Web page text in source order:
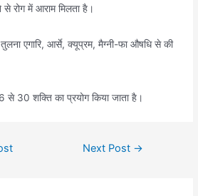
रोग में आराम मिलता है।
तुलना एगारि, आर्से, क्यूप्रम, मैग्नी-फा औषधि से की
से 30 शक्ति का प्रयोग किया जाता है।
Next Post →